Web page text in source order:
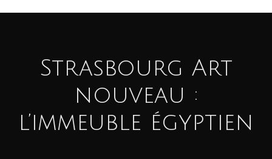
Strasbourg Art
nouveau :
l’immeuble égyptien